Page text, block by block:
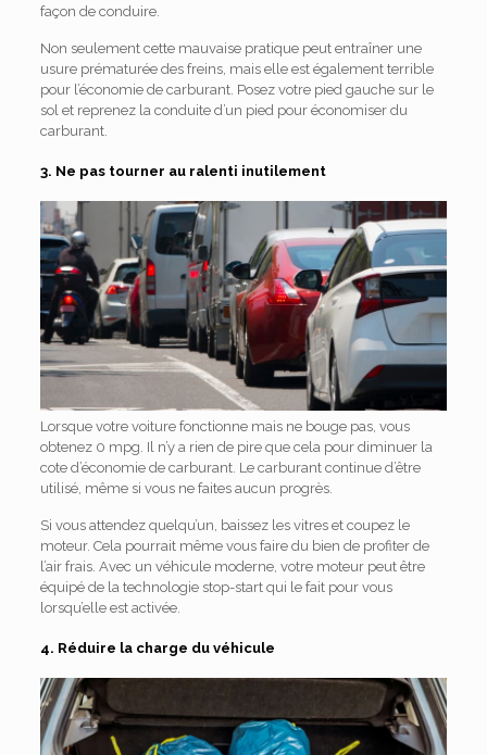
façon de conduire.
Non seulement cette mauvaise pratique peut entraîner une
usure prématurée des freins, mais elle est également terrible
pour l’économie de carburant. Posez votre pied gauche sur le
sol et reprenez la conduite d’un pied pour économiser du
carburant.
3. Ne pas tourner au ralenti inutilement
Lorsque votre voiture fonctionne mais ne bouge pas, vous
obtenez 0 mpg. Il n’y a rien de pire que cela pour diminuer la
cote d’économie de carburant. Le carburant continue d’être
utilisé, même si vous ne faites aucun progrès.
Si vous attendez quelqu’un, baissez les vitres et coupez le
moteur. Cela pourrait même vous faire du bien de profiter de
l’air frais. Avec un véhicule moderne, votre moteur peut être
équipé de la technologie stop-start qui le fait pour vous
lorsqu’elle est activée.
4. Réduire la charge du véhicule